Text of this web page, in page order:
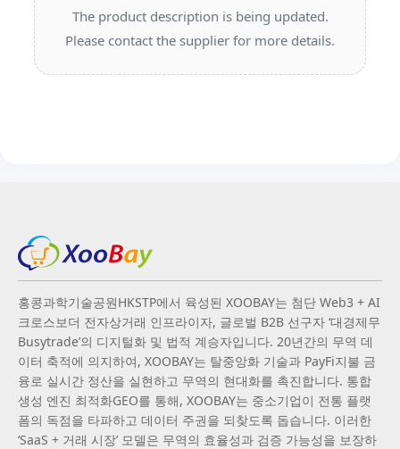
The product description is being updated.
Please contact the supplier for more details.
홍콩과학기술공원HKSTP에서 육성된 XOOBAY는 첨단 Web3 + AI
크로스보더 전자상거래 인프라이자, 글로벌 B2B 선구자 ‘대경제무
Busytrade’의 디지털화 및 법적 계승자입니다. 20년간의 무역 데
이터 축적에 의지하여, XOOBAY는 탈중앙화 기술과 PayFi지불 금
융로 실시간 정산을 실현하고 무역의 현대화를 촉진합니다. 통합
생성 엔진 최적화GEO를 통해, XOOBAY는 중소기업이 전통 플랫
폼의 독점을 타파하고 데이터 주권을 되찾도록 돕습니다. 이러한
‘SaaS + 거래 시장’ 모델은 무역의 효율성과 검증 가능성을 보장하